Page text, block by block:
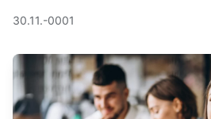
30.11.-0001